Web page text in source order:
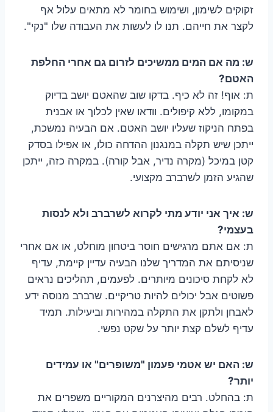
זקוקים לשימון, ושימוש בחומר לא מתאים עלול אף
לקצר את חייהם. תנו לו לעשות את העבודה שלו "נקי".
ש: מה אם המים ממשיכים לזרום גם אחרי החלפת
האטם?
ת: אוף! זה לא כיף. בדקו שוב שהאטם יושב בדיוק
במקומו, ללא קיפולים. וודאו שאין לכלוך או אבנית
בפתח הניקוז שעליו יושב האטם. אם הבעיה נמשכת,
ייתכן שיש תקלה במנגנון ההדחה כולו, או אפילו בסדק
קטן במיכל (מקרה נדיר, אבל קורה). במקרה כזה, ייתכן
שהגיע הזמן לשרברב מקצועי.
ש: איך אני יודע מתי לקרוא לשרברב ולא לנסות
בעצמי?
ת: אם אתם מרגישים חוסר ביטחון מוחלט, או אם אחרי
שניסיתם את המדריך שלנו הבעיה עדיין קיימת, עדיף
לא לקחת סיכונים מיותרים. לפעמים, תהליכים נראים
פשוטים אבל יכולים להיות טריקיים. שרברב מנוסה ידע
לאבחן ולתקן את התקלה במהירות וביעילות. תמיד
עדיף לשלם קצת יותר על שקט נפשי.
ש: האם יש אטמי פעמון "משופרים" או עמידים
יותר?
ת: בהחלט. רבים מהיצרנים המקוריים משפרים את